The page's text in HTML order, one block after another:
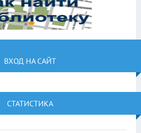
ВХОД НА САЙТ
СТАТИСТИКА